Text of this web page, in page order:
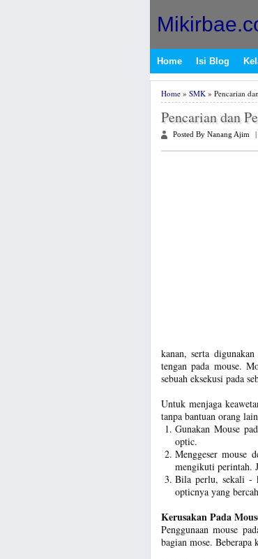
Home Isi Blog
Home» SMK» Pencarian
Pencarian dan
Posted By Nanang Ajim
kanan, serta
tengan pada mouse.
sebuah eksekusi pada
Untuk menjaga
tanpa bantuan orang
Gunakan Mouse
optic.
Menggeser mouse
mengikuti perintah.
Bila perlu, sekali -
opticnya yang
Kerusakan Pada
Penggunaan mouse
bagian mose. Beberapa